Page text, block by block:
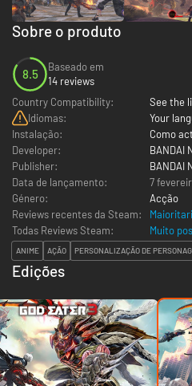
Sobre o produto
8.5
Baseado em
14 reviews
Country Compatibility:
See the
Idiomas:
Your
Instalação:
Como
Developer:
BANDAI
Publisher:
BANDAI
Data de lançamento:
7
Género:
Acção
Reviews recentes da Steam:
Todas Reviews Steam:
Muito
ANIME AÇÃO PERSONALIZAÇÃO DE
Edições